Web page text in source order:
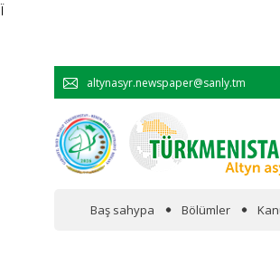
Ï
altynasyr.newspaper@sanly.tm
Baş sahypa Bölümler